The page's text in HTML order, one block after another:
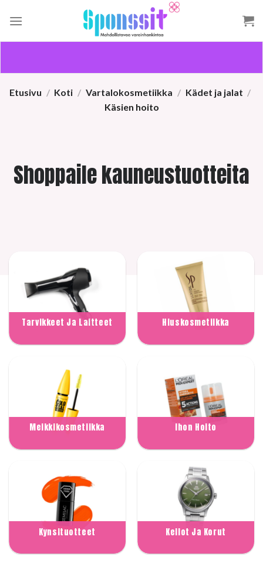
Etusivu / Koti / Vartalokosmetiikka / Kädet ja jalat /
Käsien hoito
Shoppaile kauneustuotteita
Tarvikkeet Ja Laitteet Hiuskosmetiikka
Meikkikosmetiikka Ihon Hoito
Kynsituotteet Kellot Ja Korut